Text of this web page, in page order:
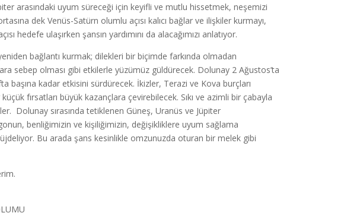
arasındaki uyum süreceği için keyifli ve mutlu hissetmek, neşemizi
dek Venüs-Satürn olumlu açısı kalıcı bağlar ve ilişkiler kurmayı,
hedefe ulaşırken şansın yardımını da alacağımızı anlatıyor.
bağlantı kurmak; dilekleri bir biçimde farkında olmadan
sebep olması gibi etkilerle yüzümüz güldürecek. Dolunay 2 Ağustos’ta
başına kadar etkisini sürdürecek. İkizler, Terazi ve Kova burçları
fırsatları büyük kazançlara çevirebilecek. Sıkı ve azimli bir çabayla
Dolunay sırasında tetiklenen Güneş, Uranüs ve Jüpiter
benliğimizin ve kişiliğimizin, değişikliklere uyum sağlama
Bu arada şans kesinlikle omzunuzda oturan bir melek gibi